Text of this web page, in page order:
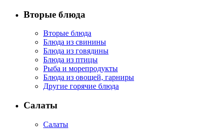
Вторые блюда
Вторые блюда
Блюда из свинины
Блюда из говядины
Блюда из птицы
Рыба и морепродукты
Блюда из овощей, гарниры
Другие горячие блюда
Салаты
Салаты